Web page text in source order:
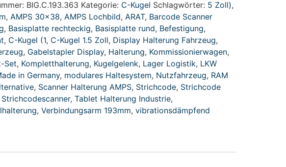
BIG.C.193.363 Kategorie: C-Kugel Schlagwörter: 5 Zoll),
, AMPS 30x38, AMPS Lochbild, ARAT, Barcode Scanner
, Basisplatte rechteckig, Basisplatte rund, Befestigung,
, C-Kugel (1, C-Kugel 1.5 Zoll, Display Halterung Fahrzeug,
, Gabelstapler Display, Halterung, Kommissionierwagen,
Set, Kompletthalterung, Kugelgelenk, Lager Logistik, LKW
in Germany, modulares Haltesystem, Nutzfahrzeug, RAM
, Scanner Halterung AMPS, Strichcode, Strichcode
Strichcodescanner, Tablet Halterung Industrie,
, Verbindungsarm 193mm, vibrationsdämpfend